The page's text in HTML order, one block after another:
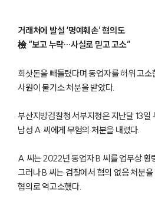
거래처에 발설 ‘명예훼손’ 혐의도
檢 “보고 누락…사실로 믿고 고소”
회삿돈을 빼돌렸다며 동업자를 허위 고
사원이 불기소 처분을 받았다.
부산지방검찰청 서부지청은 지난달 13
남성 A 씨에게 무혐의 처분을 내렸다.
A 씨는 2022년 동업자 B 씨를 업무상 횡
그러나 B 씨는 검찰에서 혐의 없음 처분
혐의로 역고소했다.